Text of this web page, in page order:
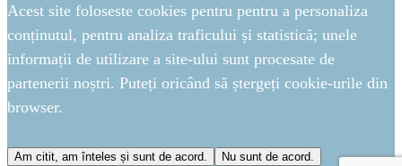
Acest site foloseste cookies pentru pentru a personaliza
conținutul, pentru analiza traficului și statistică; unele
informații de utilizare a site-ului sunt procesate de
partenerii noștri. Puteți oricând să ștergeți cookie-urile din
browser.
Am citit, am înteles și sunt de acord. Nu sunt de acord.